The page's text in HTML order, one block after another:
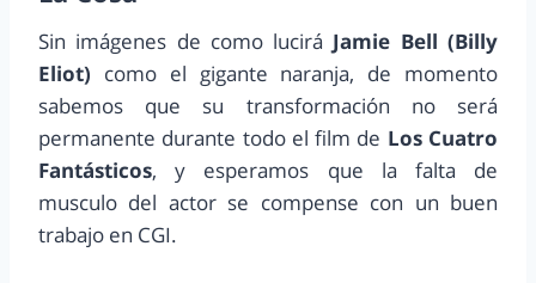
Sin imágenes de como lucirá Jamie Bell (Billy
Eliot) como el gigante naranja, de momento
sabemos que su transformación no será
permanente durante todo el film de Los Cuatro
Fantásticos, y esperamos que la falta de
musculo del actor se compense con un buen
trabajo en CGI.